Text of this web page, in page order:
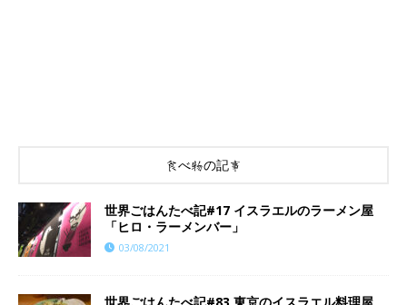
食べ物の記事
世界ごはんたべ記#17 イスラエルのラーメン屋
「ヒロ・ラーメンバー」
03/08/2021